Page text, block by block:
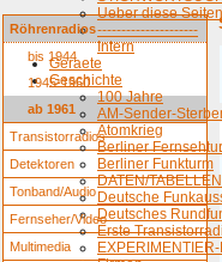
Ueber diese Seiten
---------------------
Intern
Geraete
Geschichte
100 Jahre
AM-Sender-
Atomkrieg
Berliner
Berliner Funkturm
DATEN/
Deutsche
Deutsches
Erste
Röhrenradios
bis 1944
1945-1960
ab 1961
Transistorradios
Detektoren
Tonband/Audio
Fernseher/Video
Multimedia